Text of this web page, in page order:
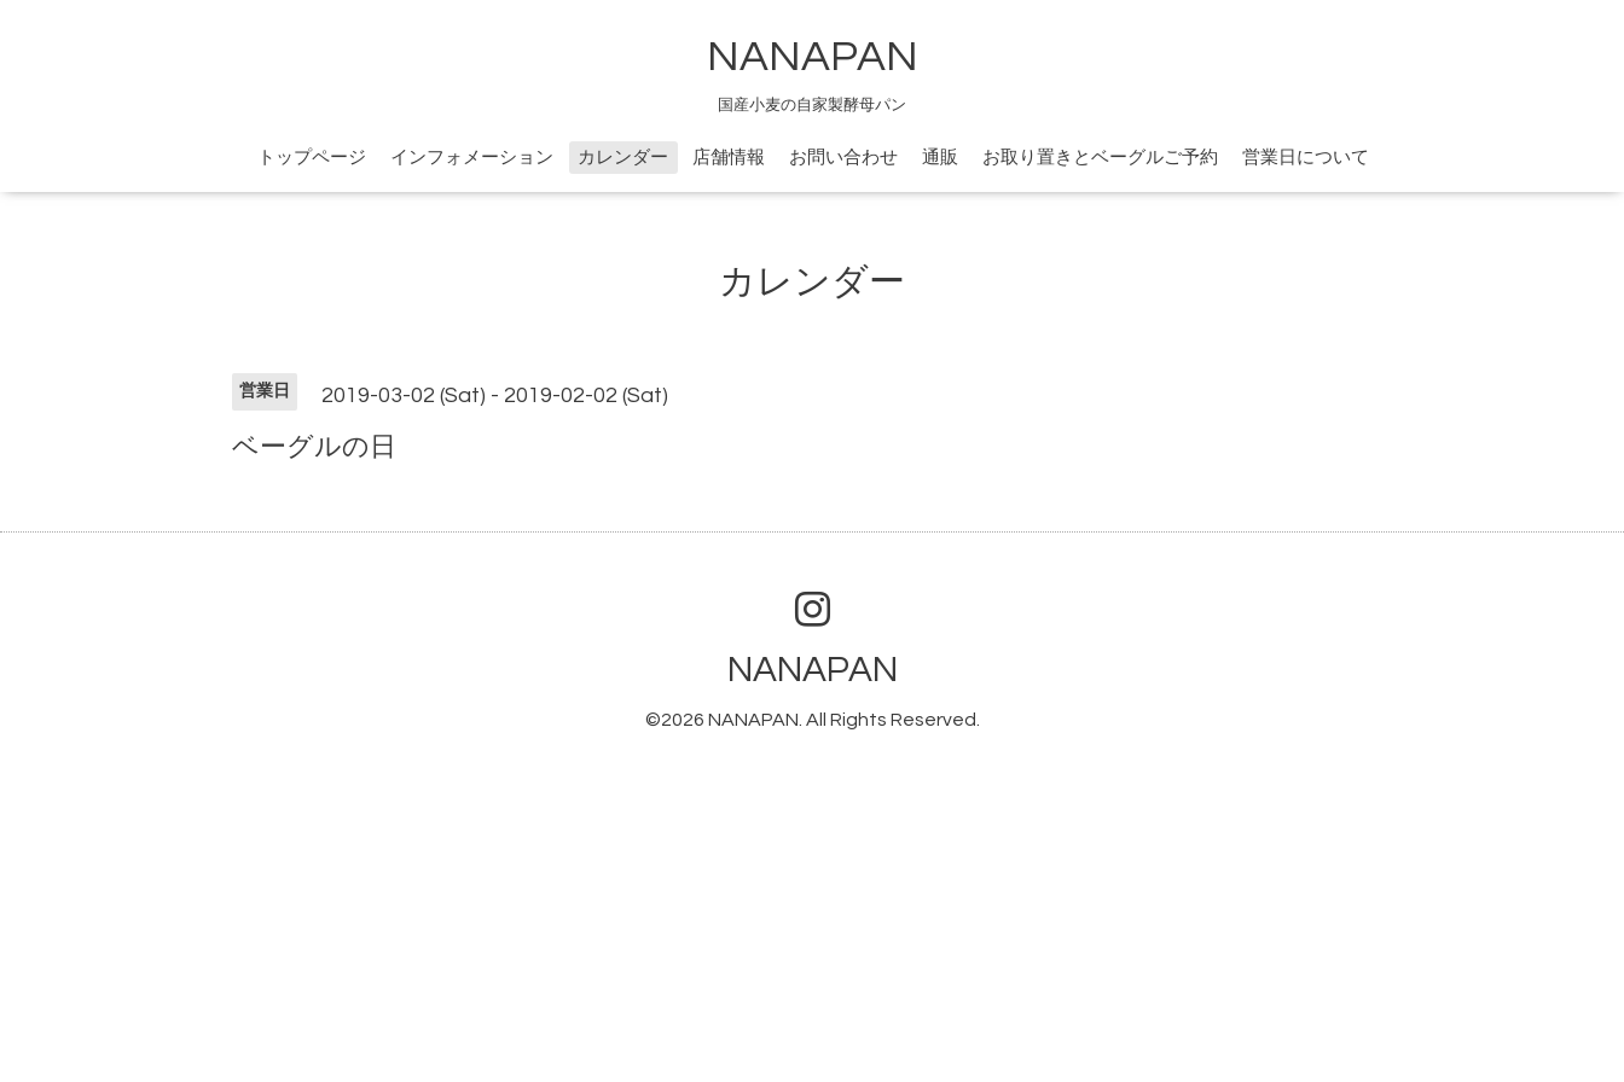
NANAPAN
国産小麦の自家製酵母パン
トップページ インフォメーション カレンダー 店舗情報 お問い合わせ 通販 お取り置きとベーグルご予約 営業日について
カレンダー
営業日 2019-03-02 (Sat) - 2019-02-02 (Sat)
ベーグルの日
NANAPAN
©2026 NANAPAN . All Rights Reserved.